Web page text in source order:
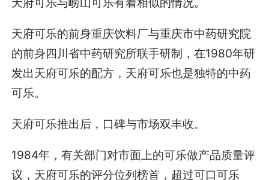
天府可乐的前身重庆饮料厂与重庆市中药研究院
的前身四川省中药研究所联手研制，在1980年研
发出天府可乐的配方，天府可乐也是独特的中药
可乐。
天府可乐推出后，口碑与市场双丰收。
1984年，有关部门对市面上的可乐做产品质量评
议，天府可乐的评分位列榜首，超过可口可乐